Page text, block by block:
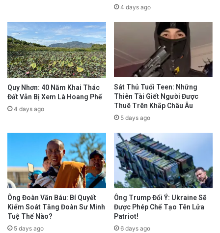
4 days ago
Quy Nhơn: 40 Năm Khai Thác
Đất Vẫn Bị Xem Là Hoang Phế
4 days ago
Sát Thủ Tuổi Teen: Những
Thiên Tài Giết Người Được
Thuê Trên Khắp Châu Âu
5 days ago
Ông Đoàn Văn Báu: Bí Quyết
Kiểm Soát Tăng Đoàn Sư Minh
Tuệ Thế Nào?
5 days ago
Ông Trump Đổi Ý: Ukraine Sẽ
Được Phép Chế Tạo Tên Lửa
Patriot!
6 days ago